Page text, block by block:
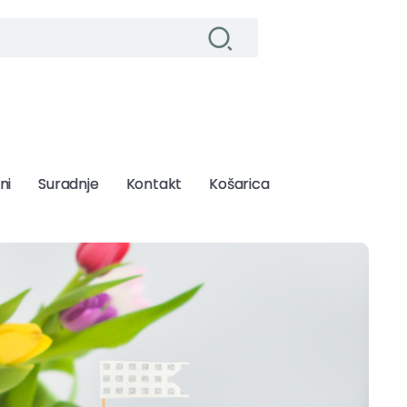
Suradnje Kontakt Košarica
Suradnje Kontakt Košarica